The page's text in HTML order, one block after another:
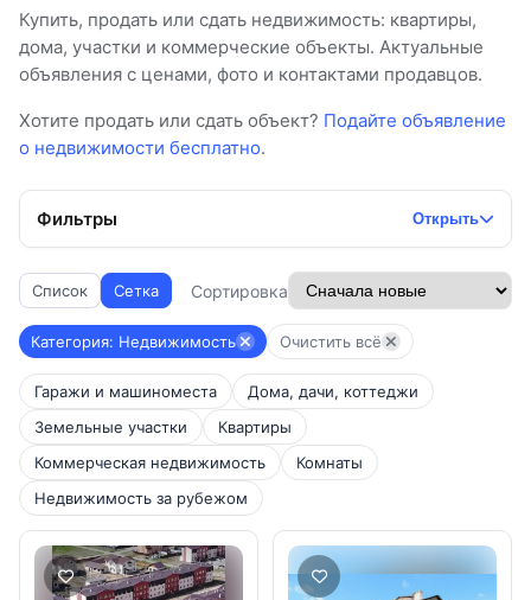
Купить, продать или сдать недвижимость: квартиры,
дома, участки и коммерческие объекты. Актуальные
объявления с ценами, фото и контактами продавцов.
Хотите продать или сдать объект? Подайте объявление
о недвижимости бесплатно.
Фильтры Открыть
Список Сетка Сортировка
Категория: Недвижимость Очистить всё
Гаражи и машиноместа
Дома, дачи, коттеджи
Земельные участки
Квартиры
Коммерческая недвижимость
Комнаты
Недвижимость за рубежом